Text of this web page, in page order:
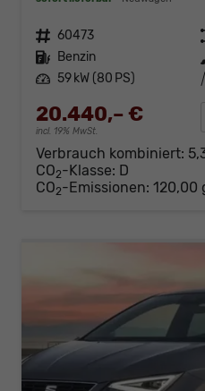
Fahrzeugnr. 60473
Kraftstoff Benzin
Leistung 59 kW (80 PS)
20.440,– €
incl. 19% MwSt.
Verbrauch kombiniert:
CO2-Klasse: D
CO2-Emissionen: 120,00